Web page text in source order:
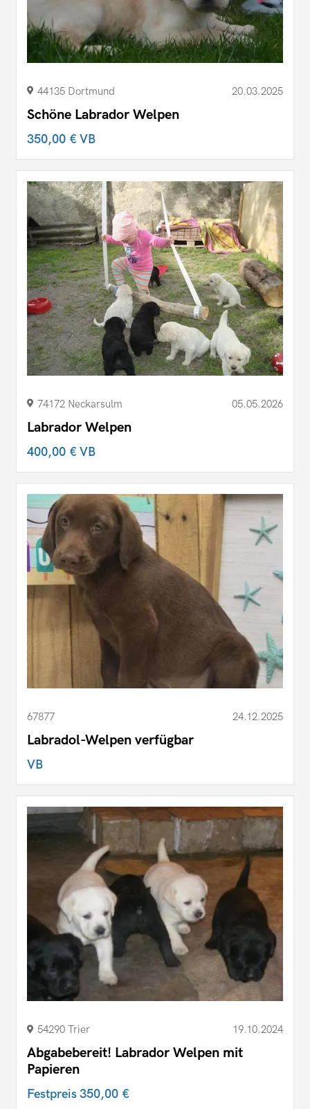
44135 Dortmund 20.03.2025
Schöne Labrador Welpen
350,00 €VB
74172 Neckarsulm 05.05.2026
Labrador Welpen
400,00 €VB
67877 24.12.2025
Labradol-Welpen verfügbar
VB
54290 Trier 19.10.2024
Abgabebereit! Labrador Welpen mit
Papieren
Festpreis350,00 €